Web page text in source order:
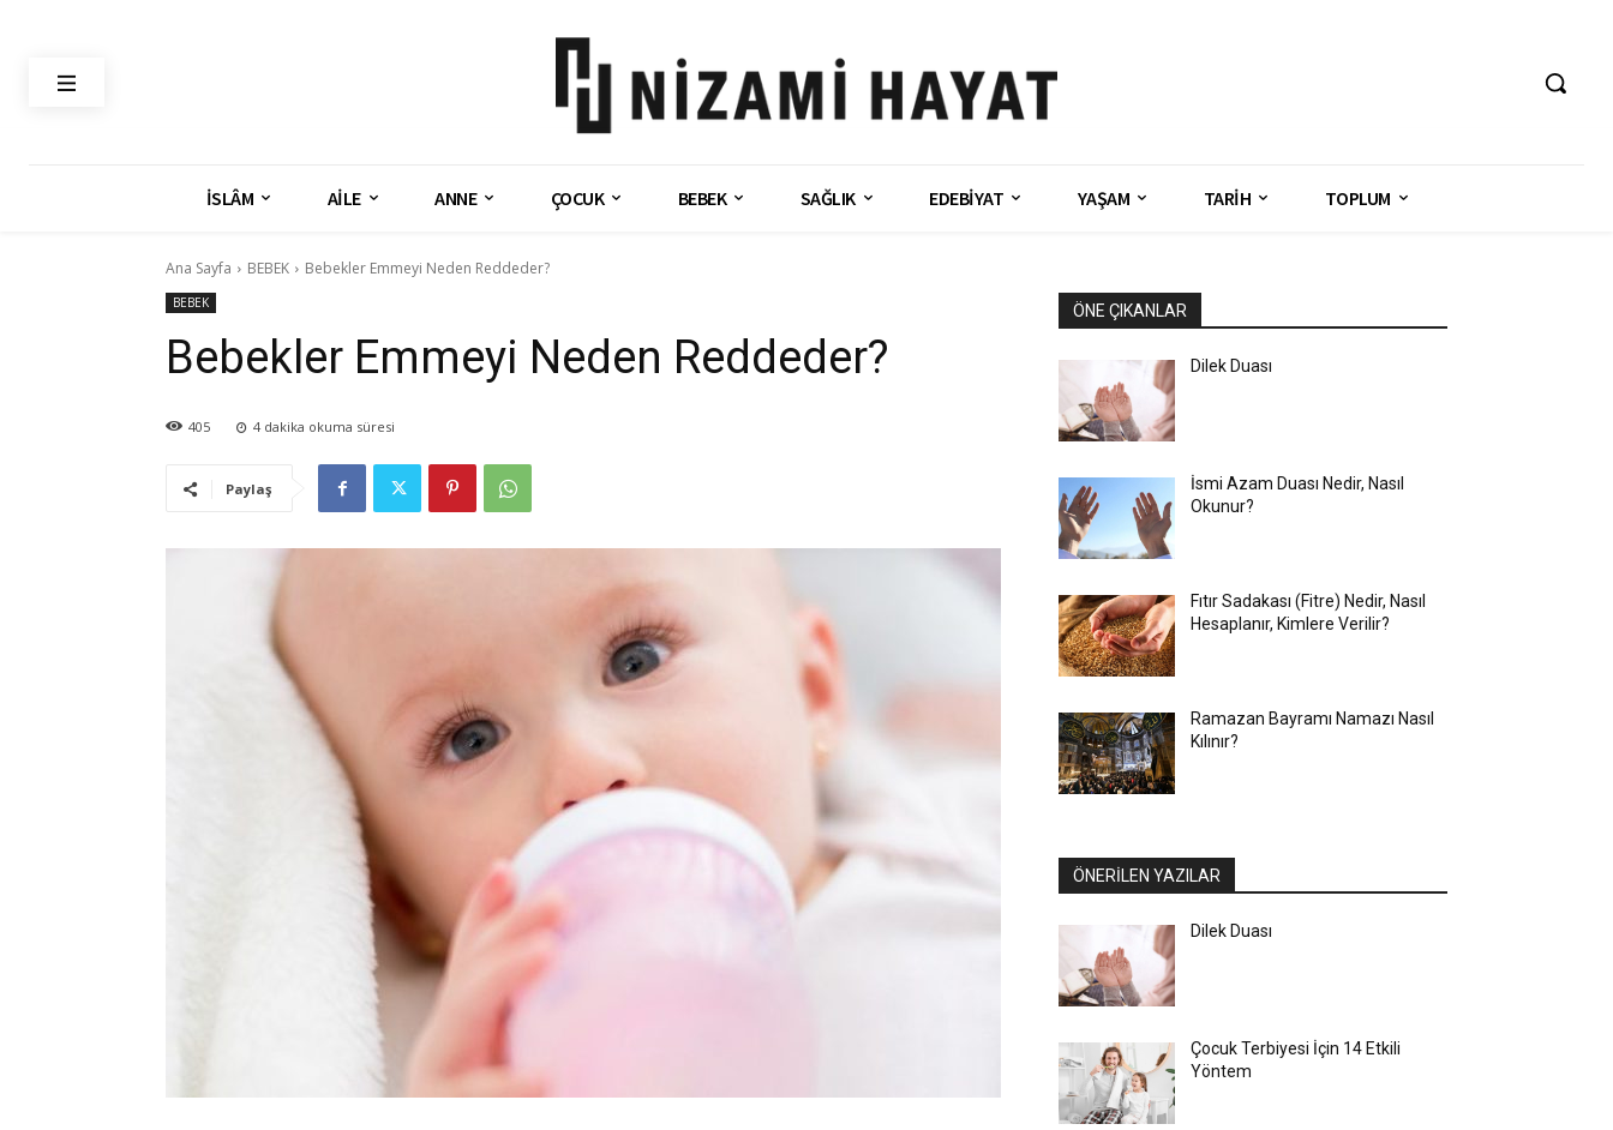
İSLÂM AİLE ANNE ÇOCUK BEBEK SAĞLIK EDEBİYAT YAŞAM TARİH TOPLUM
Ana Sayfa BEBEK Bebekler Emmeyi Neden Reddeder?
BEBEK
Bebekler Emmeyi Neden Reddeder?
405 4 dakika okuma süresi
Paylaş
ÖNE ÇIKANLAR
Dilek Duası
İsmi Azam Duası Nedir, Nasıl
Okunur?
Fıtır Sadakası (Fitre) Nedir, Nasıl
Hesaplanır, Kimlere Verilir?
Ramazan Bayramı Namazı Nasıl
Kılınır?
ÖNERİLEN YAZILAR
Dilek Duası
Çocuk Terbiyesi İçin 14 Etkili
Yöntem